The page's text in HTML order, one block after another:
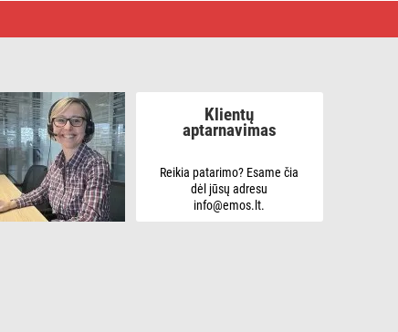
Klientų
aptarnavimas
Reikia patarimo? Esame čia
dėl jūsų adresu
info@emos.lt.